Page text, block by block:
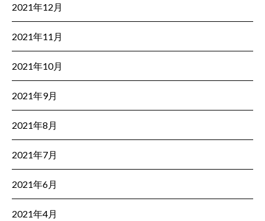
2021年12月
2021年11月
2021年10月
2021年9月
2021年8月
2021年7月
2021年6月
2021年4月